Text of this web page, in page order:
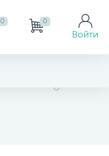
0 0
Войти